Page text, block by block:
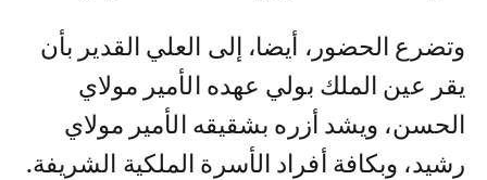
وتضرع الحضور، أيضا، إلى العلي القدير بأن
يقر عين الملك بولي عهده الأمير مولاي
الحسن، ويشد أزره بشقيقه الأمير مولاي
رشيد، وبكافة أفراد الأسرة الملكية الشريفة.